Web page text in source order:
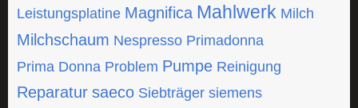
Leistungsplatine Magnifica Mahlwerk Milch
Milchschaum Nespresso Primadonna
Prima Donna Problem Pumpe Reinigung
Reparatur saeco Siebträger siemens